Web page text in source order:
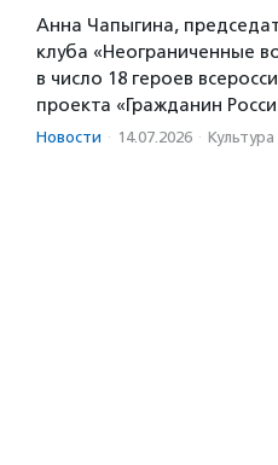
Анна Чапыгина,
клуба «Неограниченные
в число 18 героев
проекта «Гражданин
Новости · 14.07.2026 ·